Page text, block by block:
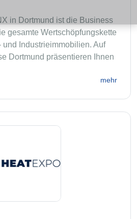
in Dortmund ist die Business
gesamte Wertschöpfungskette
und Industrieimmobilien. Auf
Dortmund präsentieren Ihnen
mehr